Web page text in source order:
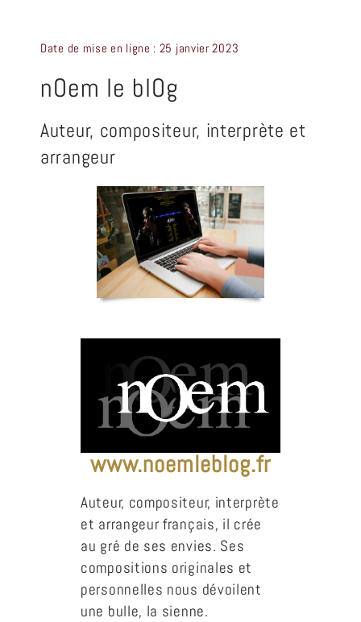
Date de mise en ligne : 25 janvier 2023
nOem le blOg
Auteur, compositeur, interprète et
arrangeur
www.noemleblog.fr
Auteur, compositeur, interprète
et arrangeur français, il crée
au gré de ses envies. Ses
compositions originales et
personnelles nous dévoilent
une bulle, la sienne.